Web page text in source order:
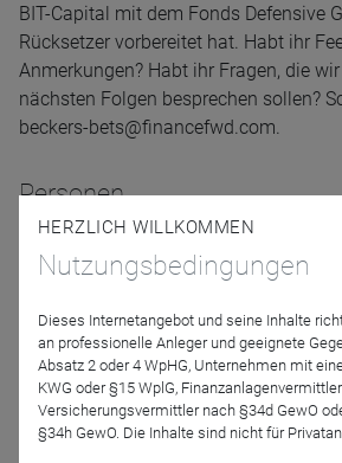
BIT-Capital mit dem Fonds Defensive
Rücksetzer vorbereitet hat. Habt ihr
Anmerkungen? Habt ihr Fragen, die
nächsten Folgen besprechen sollen?
beckers-bets@financefwd.com.
Personen
Jan Beckers
HERZLICH WILLKOMMEN
Nutzungsbedingungen
Dieses Internetangebot und seine Inhalte
an professionelle Anleger und geeignete
Absatz 2 oder 4 WpHG, Unternehmen mit
KWG oder §15 WplG,
Versicherungsvermittler nach §34d GewO
§34h GewO. Die Inhalte sind nicht für